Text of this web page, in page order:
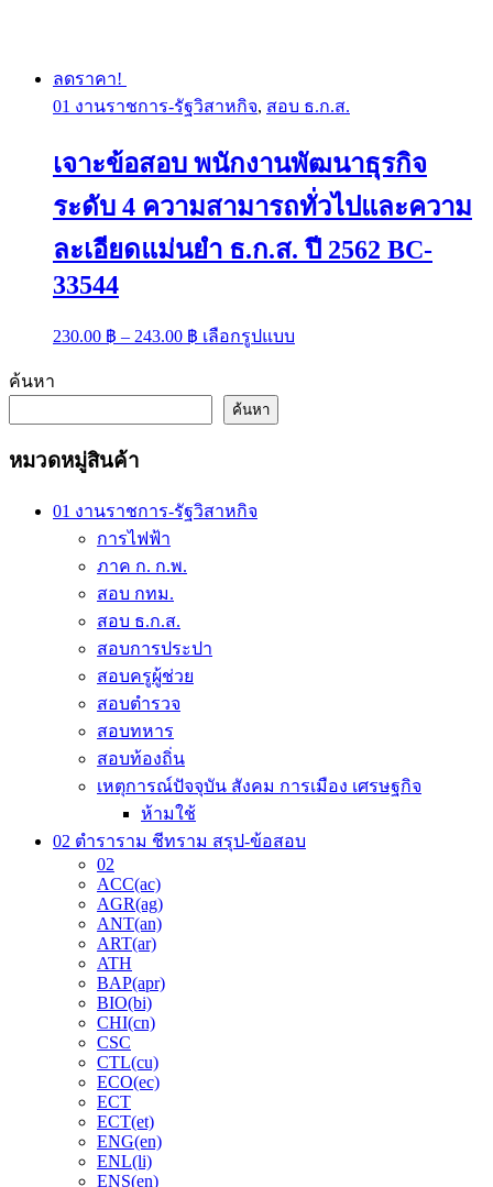
be
on
the
product
page
ลดราคา!
01 งานราชการ-รัฐวิสาหกิจ, สอบ ธ.ก.ส.
เจาะข้อสอบ พนักงานพัฒนาธุรกิจ
ระดับ 4 ความสามารถทั่วไปและความ
ละเอียดแม่นยำ ธ.ก.ส. ปี 2562 BC-
33544
230.00 ฿ – 243.00 ฿ Price
range:
through
243.00 ฿
เลือกรูปแบบ
product
ค้นหา
ค้นหา
หมวดหมู่สินค้า
01 งานราชการ-รัฐวิสาหกิจ
การไฟฟ้า
ภาค ก. ก.พ.
สอบ กทม.
สอบ ธ.ก.ส.
สอบการประปา
สอบครูผู้ช่วย
สอบตำรวจ
สอบทหาร
สอบท้องถิ่น
เหตุการณ์ปัจจุบัน สังคม การเมือง เศรษฐกิจ
ห้ามใช้
02 ตำราราม ชีทราม สรุป-ข้อสอบ
02
ACC(ac)
AGR(ag)
ANT(an)
ART(ar)
ATH
BAP(apr)
BIO(bi)
CHI(cn)
CSC
CTL(cu)
ECO(ec)
ECT
ECT(et)
ENG(en)
ENL(li)
ENS(en)